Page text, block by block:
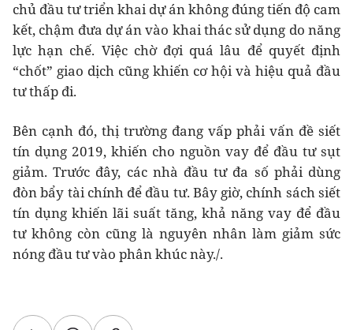
chủ đầu tư triển khai dự án không đúng tiến độ cam
kết, chậm đưa dự án vào khai thác sử dụng do năng
lực hạn chế. Việc chờ đợi quá lâu để quyết định
“chốt” giao dịch cũng khiến cơ hội và hiệu quả đầu
tư thấp đi.
Bên cạnh đó, thị trường đang vấp phải vấn đề siết
tín dụng 2019, khiến cho nguồn vay để đầu tư sụt
giảm. Trước đây, các nhà đầu tư đa số phải dùng
đòn bẩy tài chính để đầu tư. Bây giờ, chính sách siết
tín dụng khiến lãi suất tăng, khả năng vay để đầu
tư không còn cũng là nguyên nhân làm giảm sức
nóng đầu tư vào phân khúc này./.